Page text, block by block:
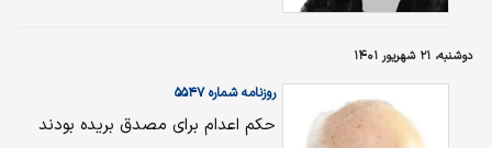
دوشنبه، ۲۱ شهریور ۱۴۰۱
روزنامه شماره ۵۵۴۷
حکم اعدام برای مصدق بریده بودند